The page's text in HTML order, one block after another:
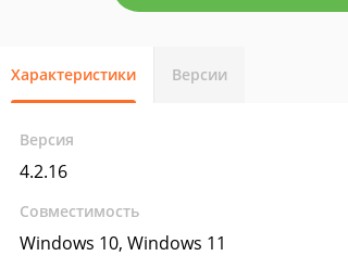
Характеристики Версии
Версия
4.2.16
Совместимость
Windows 10, Windows 11